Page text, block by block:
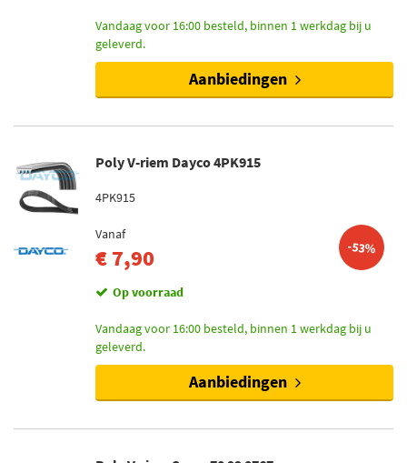
Vandaag voor 16:00 besteld, binnen 1 werkdag bij u
geleverd.
Aanbiedingen
Poly V-riem Dayco 4PK915
4PK915
Vanaf
€ 7,90 -53%
Op voorraad
Vandaag voor 16:00 besteld, binnen 1 werkdag bij u
geleverd.
Aanbiedingen